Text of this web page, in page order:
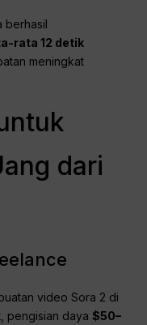
berhasil
rata 12 detik
meningkat
dari
video Sora 2 di
, pengisian daya$50–